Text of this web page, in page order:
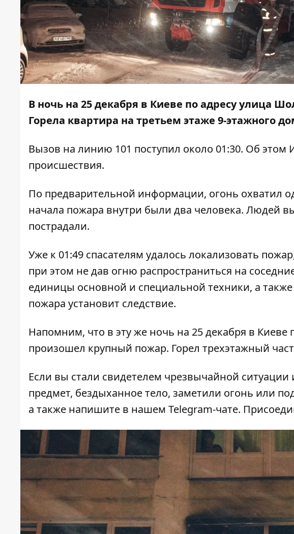
В ночь на 25 декабря в Киеве по адресу улица
Горела квартира на третьем этаже 9-этажного
Вызов на линию 101 поступил около 01:30. Об этом
происшествия.
По предварительной информации, огонь охватил
начала пожара внутри были два человека. Людей
пострадали.
Уже к 01:49 спасателям удалось локализовать
при этом не дав огню распространиться на
единицы основной и специальной техники, а
пожара установит следствие.
Напомним, что в эту же ночь на 25 декабря в Киеве
произошел крупный пожар. Горел трехэтажный
Если вы стали свидетелем чрезвычайной
предмет, бездыханное тело, заметили огонь или
а также напишите в нашем Telegram-чате.